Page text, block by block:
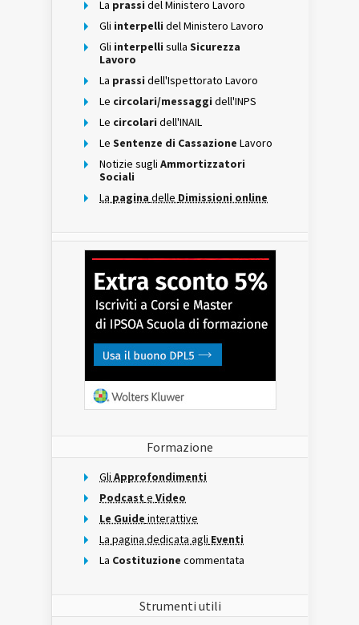
La prassi del Ministero Lavoro
Gli interpelli del Ministero Lavoro
Gli interpelli sulla Sicurezza
Lavoro
La prassi dell'Ispettorato Lavoro
Le circolari/messaggi dell'INPS
Le circolari dell'INAIL
Le Sentenze di Cassazione Lavoro
Notizie sugli Ammortizzatori
Sociali
La pagina delle Dimissioni online
Formazione
Gli Approfondimenti
Podcast e Video
Le Guide interattive
La pagina dedicata agli Eventi
La Costituzione commentata
Strumenti utili